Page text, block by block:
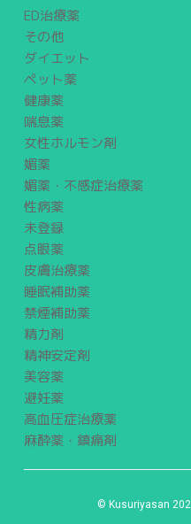
ED治療薬
その他
ダイエット
ペット薬
健康薬
喘息薬
女性ホルモン剤
媚薬
媚薬・不感症治療薬
性病薬
未登録
点眼薬
皮膚治療薬
睡眠補助薬
禁煙補助薬
精力剤
精神安定剤
美容薬
避妊薬
高血圧症治療薬
麻酔薬・鎮痛剤
© Kusuriyasan